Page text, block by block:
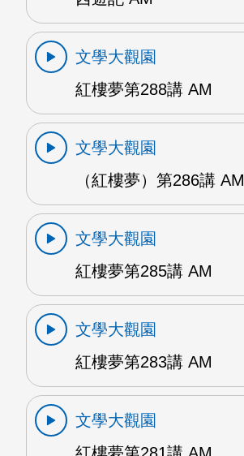
文學大觀園
紅樓夢第288講 AM
文學大觀園
（紅樓夢）第286講 AM
文學大觀園
紅樓夢第285講 AM
文學大觀園
紅樓夢第283講 AM
文學大觀園